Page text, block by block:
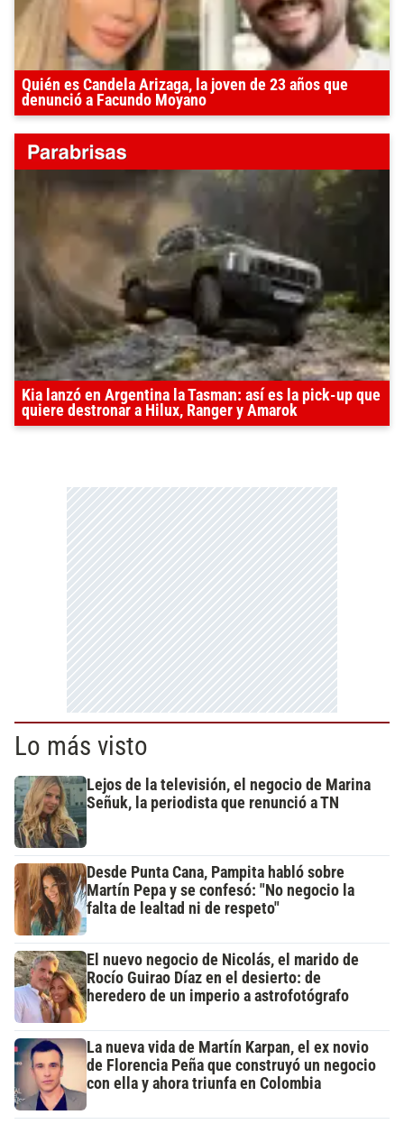
Quién es Candela Arizaga, la joven de 23 años que
denunció a Facundo Moyano
Kia lanzó en Argentina la Tasman: así es la pick-up que
quiere destronar a Hilux, Ranger y Amarok
Lo más visto
Lejos de la televisión, el negocio de Marina
Señuk, la periodista que renunció a TN
Desde Punta Cana, Pampita habló sobre
Martín Pepa y se confesó: "No negocio la
falta de lealtad ni de respeto"
El nuevo negocio de Nicolás, el marido de
Rocío Guirao Díaz en el desierto: de
heredero de un imperio a astrofotógrafo
La nueva vida de Martín Karpan, el ex novio
de Florencia Peña que construyó un negocio
con ella y ahora triunfa en Colombia